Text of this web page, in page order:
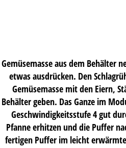
Gemüsemasse aus dem Behälter
etwas ausdrücken. Den
Gemüsemasse mit den Eiern,
Behälter geben. Das Ganze im
Geschwindigkeitsstufe 4 gut
Pfanne erhitzen und die Puffer
fertigen Puffer im leicht